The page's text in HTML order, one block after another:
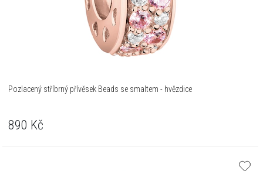
Pozlacený stříbrný přívěsek Beads se smaltem - hvězdice
890 Kč